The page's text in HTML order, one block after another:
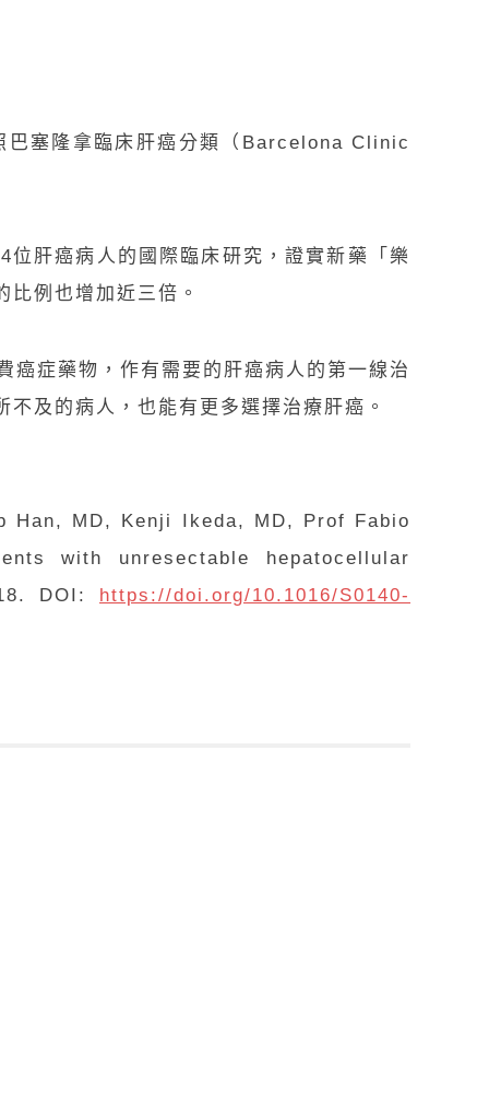
巴塞隆拿臨床肝癌分類（Barcelona Clinic
位肝癌病人的國際臨床研究，證實新藥「樂
例也增加近三倍。
癌症藥物，作有需要的肝癌病人的第一線治
及的病人，也能有更多選擇治療肝癌。
Han, MD, Kenji Ikeda, MD, Prof Fabio
with unresectable hepatocellular
DOI:
https://doi.org/10.1016/S0140-